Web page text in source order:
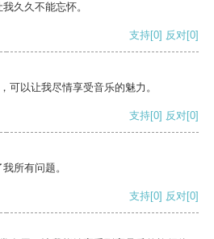
久久不能忘怀。
支持[0] 反对[0]
可以让我尽情享受音乐的魅力。
支持[0] 反对[0]
所有问题。
支持[0] 反对[0]